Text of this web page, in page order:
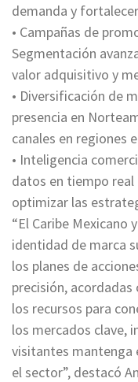
demanda y
• Campañas de
Segmentación
valor adquisitivo y
• Diversificación de
presencia en
canales en regiones
• Inteligencia
datos en tiempo real
optimizar las
“El Caribe Mexicano
identidad de marca
los planes de
precisión,
los recursos para
los mercados clave,
visitantes mantenga
el sector”, destacó